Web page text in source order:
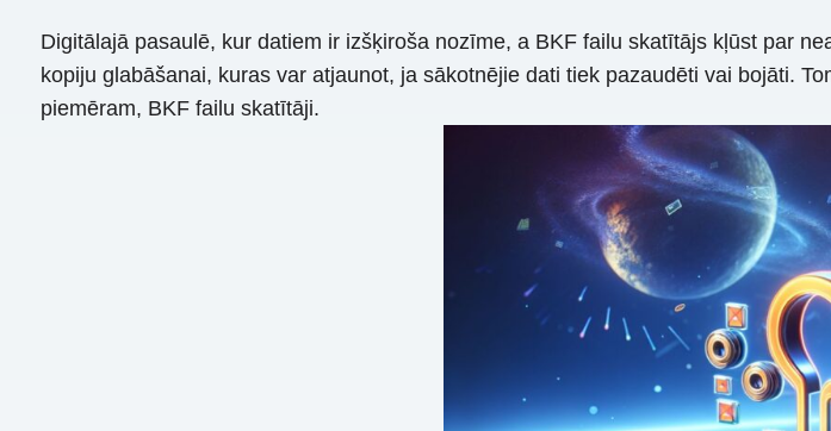
Digitālajā pasaulē, kur datiem ir izšķiroša nozīme, a BKF failu skatītājs kļūst par
kopiju glabāšanai, kuras var atjaunot, ja sākotnējie dati tiek pazaudēti vai bojāti.
piemēram, BKF failu skatītāji.